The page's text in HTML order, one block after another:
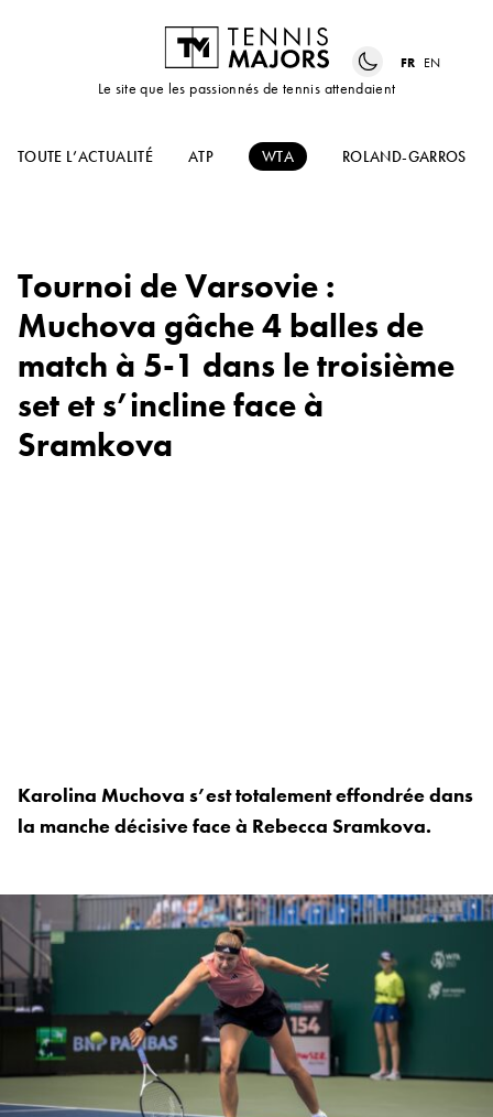
Le site que les passionnés de tennis attendaient
FR EN
TOUTE L’ACTUALITÉ ATP WTA ROLAND-GARROS
Tournoi de Varsovie :
Muchova gâche 4 balles de
match à 5-1 dans le troisième
set et s’incline face à
Sramkova
Karolina Muchova s’est totalement effondrée dans
la manche décisive face à Rebecca Sramkova.